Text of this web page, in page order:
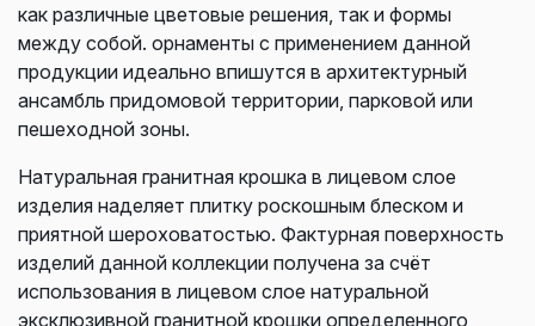
как различные цветовые решения, так и формы
между собой. орнаменты с применением данной
продукции идеально впишутся в архитектурный
ансамбль придомовой территории, парковой или
пешеходной зоны.
Натуральная гранитная крошка в лицевом слое
изделия наделяет плитку роскошным блеском и
приятной шероховатостью. Фактурная поверхность
изделий данной коллекции получена за счёт
использования в лицевом слое натуральной
эксклюзивной гранитной крошки определенного